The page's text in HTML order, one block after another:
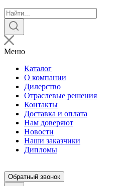
Поиск
товаров
Меню
Каталог
О компании
Дилерство
Отраслевые решения
Контакты
Доставка и оплата
Нам доверяют
Новости
Наши заказчики
Дипломы
Обратный звонок